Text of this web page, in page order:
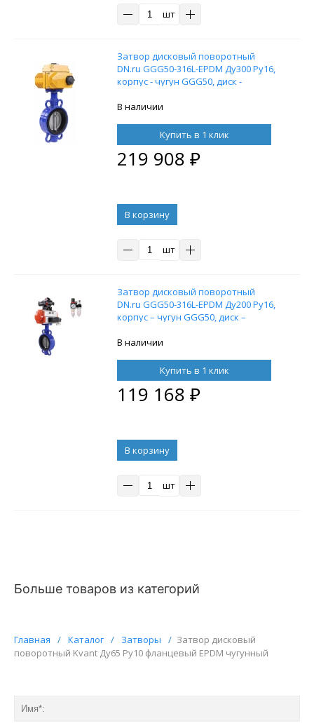
шт
Затвор дисковый поворотный
DN.ru GGG50-316L-EPDM Ду300 Ру16,
корпус - чугун GGG50, диск -
уплотнение – EPDM, с
В наличии
Купить в 1 клик
219 908 ₽
В корзину
шт
Затвор дисковый поворотный
DN.ru GGG50-316L-EPDM Ду200 Ру16,
корпус – чугун GGG50, диск –
уплотнение – EPDM, с
двойного действия,
пневмораспределителем 4M310-08
24В, БПВ AFC2000 и БКВ APL-210N
В наличии
Купить в 1 клик
119 168 ₽
В корзину
шт
Больше товаров из категорий
Главная / Каталог / Затворы / Затвор дисковый
поворотный Kvant Ду65 Ру10 фланцевый EPDM чугунный